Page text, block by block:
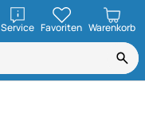
ServiceöffnenFavoriten Warenkorb